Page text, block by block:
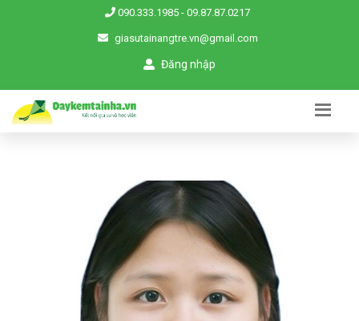
090.333.1985 - 09.87.87.0217
giasutainangtre.vn@gmail.com
Đăng nhập